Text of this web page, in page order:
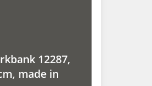
12287,
made in